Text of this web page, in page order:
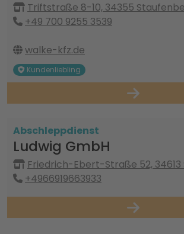
Triftstraße 8-10, 34355
+49 700 9255 3539
walke-kfz.de
Kundenliebling
Abschleppdienst
Ludwig GmbH
Friedrich-Ebert-Straße 52,
+4966919663933